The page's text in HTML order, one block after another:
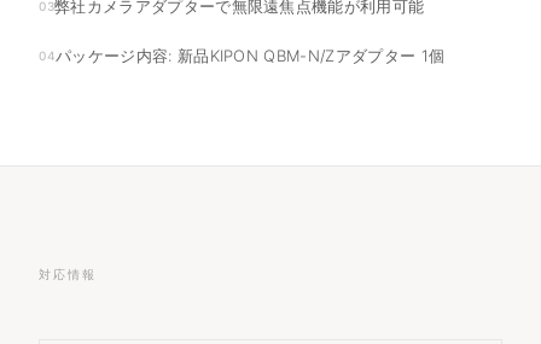
03弊社カメラアダプターで無限遠焦点機能が利用可能
04パッケージ内容: 新品KIPON QBM-N/Zアダプター 1個
対応情報